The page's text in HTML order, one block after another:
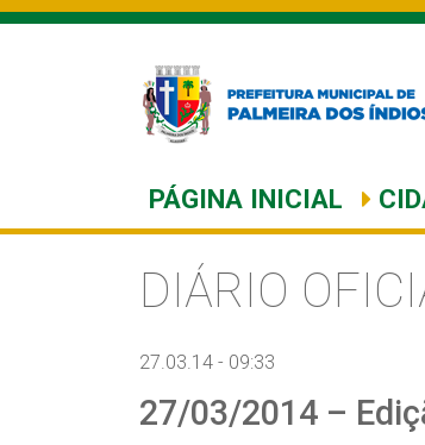
PÁGINA INICIAL
DIÁRIO
27.03.14 - 09:33
27/03/2014 –